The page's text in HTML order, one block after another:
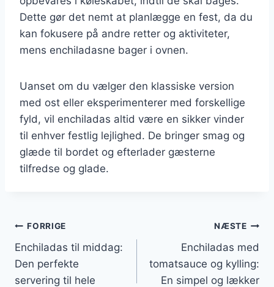
Dette gør det nemt at planlægge en fest, da du
kan fokusere på andre retter og aktiviteter,
mens enchiladasne bager i ovnen.
Uanset om du vælger den klassiske version
med ost eller eksperimenterer med forskellige
fyld, vil enchiladas altid være en sikker vinder
til enhver festlig lejlighed. De bringer smag og
glæde til bordet og efterlader gæsterne
tilfredse og glade.
Indlægsnavigation
FORRIGE
Enchiladas til middag:
Den perfekte
servering til hele
NÆSTE
Enchiladas med
tomatsauce og kylling:
En simpel og lækker